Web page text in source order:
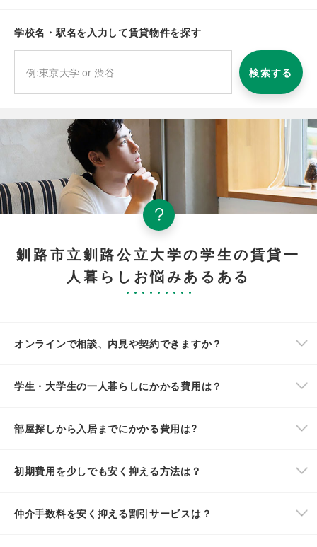
学校名・駅名を入力して賃貸物件を探す
検索する
釧路市立釧路公立大学の学生の賃貸一
人暮らしお悩みあるある
オンラインで相談、内見や契約できますか？
学生・大学生の一人暮らしにかかる費用は？
部屋探しから入居までにかかる費用は?
初期費用を少しでも安く抑える方法は？
仲介手数料を安く抑える割引サービスは？